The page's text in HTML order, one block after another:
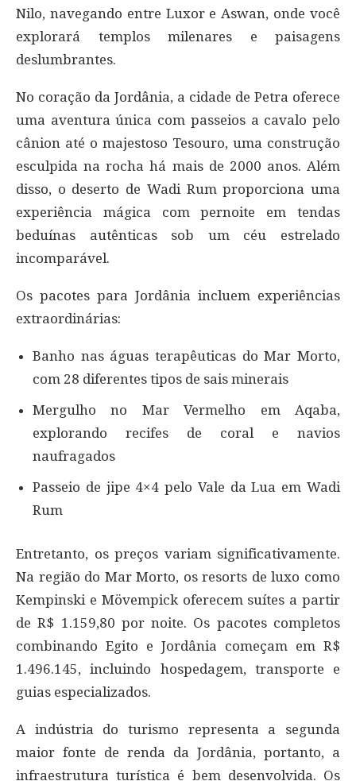
Nilo, navegando entre Luxor e Aswan, onde você
explorará templos milenares e paisagens
deslumbrantes.
No coração da Jordânia, a cidade de Petra oferece
uma aventura única com passeios a cavalo pelo
cânion até o majestoso Tesouro, uma construção
esculpida na rocha há mais de 2000 anos. Além
disso, o deserto de Wadi Rum proporciona uma
experiência mágica com pernoite em tendas
beduínas autênticas sob um céu estrelado
incomparável.
Os pacotes para Jordânia incluem experiências
extraordinárias:
Banho nas águas terapêuticas do Mar Morto,
com 28 diferentes tipos de sais minerais
Mergulho no Mar Vermelho em Aqaba,
explorando recifes de coral e navios
naufragados
Passeio de jipe 4×4 pelo Vale da Lua em Wadi
Rum
Entretanto, os preços variam significativamente.
Na região do Mar Morto, os resorts de luxo como
Kempinski e Mövempick oferecem suítes a partir
de R$ 1.159,80 por noite. Os pacotes completos
combinando Egito e Jordânia começam em R$
1.496.145, incluindo hospedagem, transporte e
guias especializados.
A indústria do turismo representa a segunda
maior fonte de renda da Jordânia, portanto, a
infraestrutura turística é bem desenvolvida. Os